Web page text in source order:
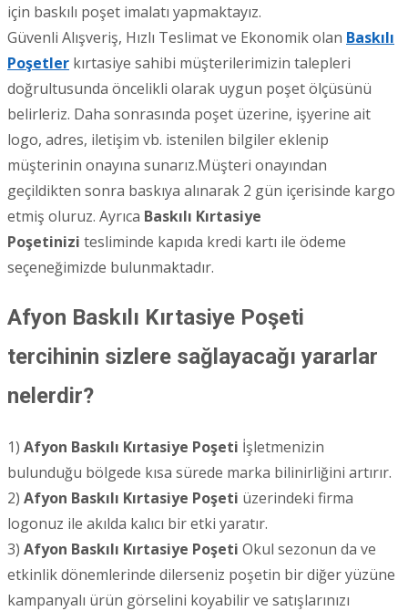
için baskılı poşet imalatı yapmaktayız.
Güvenli Alışveriş, Hızlı Teslimat ve Ekonomik olan Baskılı
Poşetler kırtasiye sahibi müşterilerimizin talepleri
doğrultusunda öncelikli olarak uygun poşet ölçüsünü
belirleriz. Daha sonrasında poşet üzerine, işyerine ait
logo, adres, iletişim vb. istenilen bilgiler eklenip
müşterinin onayına sunarız.Müşteri onayından
geçildikten sonra baskıya alınarak 2 gün içerisinde kargo
etmiş oluruz. Ayrıca Baskılı Kırtasiye
Poşetinizi tesliminde kapıda kredi kartı ile ödeme
seçeneğimizde bulunmaktadır.
Afyon Baskılı Kırtasiye Poşeti
tercihinin sizlere sağlayacağı yararlar
nelerdir?
1) Afyon Baskılı Kırtasiye Poşeti İşletmenizin
bulunduğu bölgede kısa sürede marka bilinirliğini artırır.
2) Afyon Baskılı Kırtasiye Poşeti üzerindeki firma
logonuz ile akılda kalıcı bir etki yaratır.
3) Afyon Baskılı Kırtasiye Poşeti Okul sezonun da ve
etkinlik dönemlerinde dilerseniz poşetin bir diğer yüzüne
kampanyalı ürün görselini koyabilir ve satışlarınızı